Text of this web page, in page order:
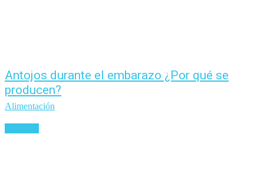
Antojos durante el embarazo ¿Por qué se
producen?
Alimentación